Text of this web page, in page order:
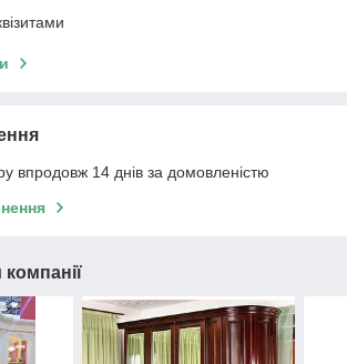
впродовж 14 днів за домовленістю
компанії